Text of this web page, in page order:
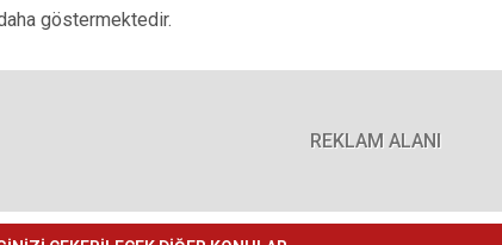
göstermektedir.
REKLAM ALANI